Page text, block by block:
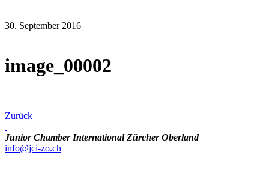
30. September 2016
image_00002
Zurück
Junior Chamber International Zürcher Oberland
info@jci-zo.ch